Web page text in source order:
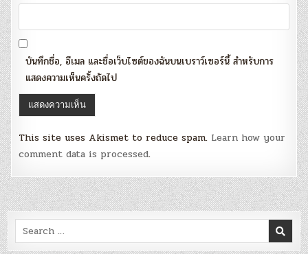
บันทึกชื่อ, อีเมล และชื่อเว็บไซต์ของฉันบนเบราว์เซอร์นี้ สำหรับการ
แสดงความเห็นครั้งถัดไป
This site uses Akismet to reduce spam. Learn how your
comment data is processed.
Search
for: